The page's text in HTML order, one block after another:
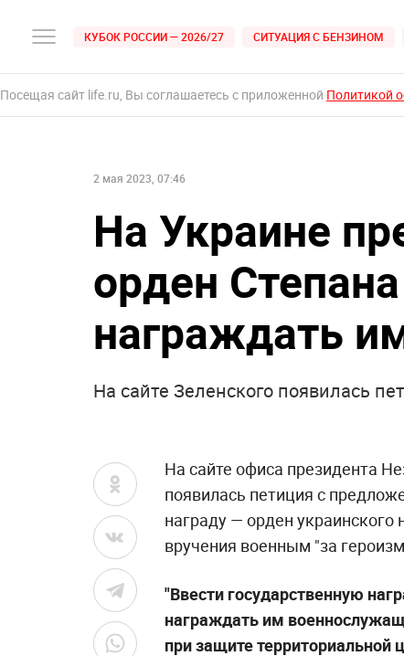
КУБОК РОССИИ — 2026/27 СИТУАЦИЯ С БЕНЗИНОМ
Посещая сайт life.ru, Вы соглашаетесь с приложенной Политикой
2 мая 2023, 07:46
На Украине
орден
награждать
На сайте Зеленского появилась
На сайте офиса президента
появилась петиция с
награду — орден
вручения военным "за
"Ввести государственную
награждать им
при защите территориальной